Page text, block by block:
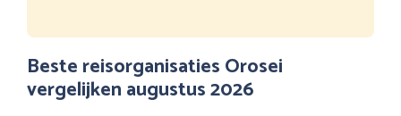
Beste reisorganisaties Orosei
vergelijken augustus 2026